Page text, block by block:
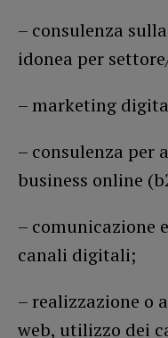
– consulenza
idonea per
– marketing
– consulenza per
business online
– comunicazione
canali digitali;
– realizzazione o
web, utilizzo dei